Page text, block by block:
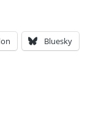
Bluesky